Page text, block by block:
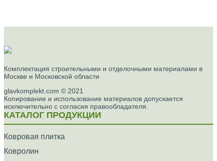
Комплектация строительными и отделочными материалами в
Москве и Московской области
glavkomplekt.com © 2021
Копирование и использование материалов допускается
исключительно с согласия правообладателя.
КАТАЛОГ ПРОДУКЦИИ
Ковровая плитка
Ковролин